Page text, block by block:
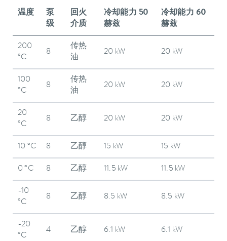
温度
泵
级
回火
介质
冷却能力 50
赫兹
冷却能力 60
赫兹
200
°C
8
传热
油
20 kW 20 kW
100
°C
8
传热
油
20 kW 20 kW
20
°C
8 乙醇 20 kW 20 kW
10 °C 8 乙醇 15 kW 15 kW
0 °C 8 乙醇 11.5 kW 11.5 kW
-10
°C
8 乙醇 8.5 kW 8.5 kW
-20
°C
4 乙醇 6.1 kW 6.1 kW